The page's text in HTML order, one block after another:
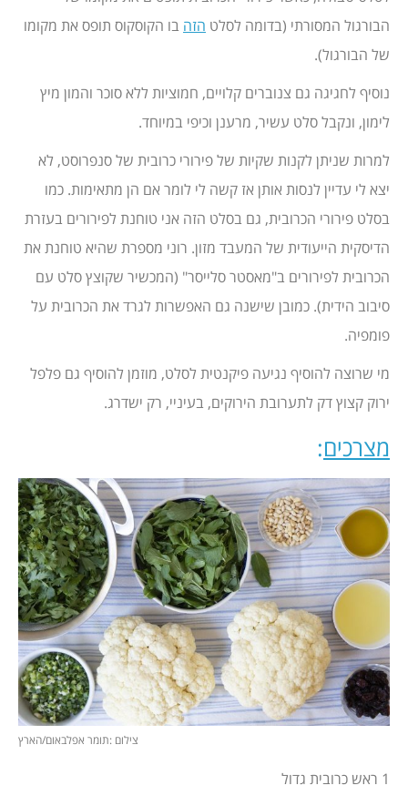
הבורגול המסורתי (בדומה לסלט הזה בו הקוסקוס תופס את מקומו
של הבורגול).
נוסיף לחגיגה גם צנוברים קלויים, חמוציות ללא סוכר והמון מיץ
לימון, ונקבל סלט עשיר, מרענן וכיפי במיוחד.
למרות שניתן לקנות שקיות של פירורי כרובית של סנפרוסט, לא
יצא לי עדיין לנסות אותן אז קשה לי לומר אם הן מתאימות. כמו
בסלט פירורי הכרובית, גם בסלט הזה אני טוחנת לפירורים בעזרת
הדיסקית הייעודית של המעבד מזון. רוני מספרת שהיא טוחנת את
הכרובית לפירורים ב"מאסטר סלייסר" (המכשיר שקוצץ סלט עם
סיבוב הידית). כמובן שישנה גם האפשרות לגרד את הכרובית על
פומפיה.
מי שרוצה להוסיף נגיעה פיקנטית לסלט, מוזמן להוסיף גם פלפל
ירוק קצוץ דק לתערובת הירוקים, בעיניי, רק ישדרג.
מצרכים:
צילום :תומר אפלבאום/הארץ
1 ראש כרובית גדול